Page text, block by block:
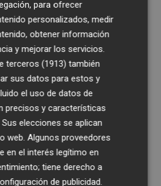
para ofrecer
personalizados, medir
obtener información
y mejorar los servicios.
terceros (1913) también
sus datos para estos y
el uso de datos de
precisos y características
elecciones se aplican
web. Algunos proveedores
en el interés legítimo en
tiene derecho a
de publicidad